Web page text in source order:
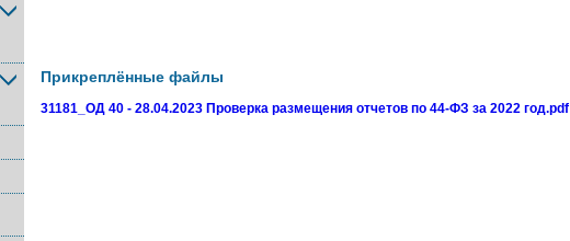
Прикреплённые файлы
31181_ОД 40 - 28.04.2023 Проверка размещения отчетов по 44-ФЗ за 2022 год.pdf